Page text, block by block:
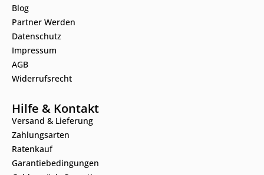
Blog
Partner Werden
Datenschutz
Impressum
AGB
Widerrufsrecht
Hilfe & Kontakt
Versand & Lieferung
Zahlungsarten
Ratenkauf
Garantiebedingungen